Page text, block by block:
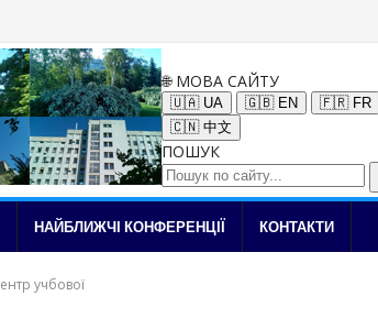
🌐 МОВА САЙТУ
🇺🇦 UA 🇬🇧 EN 🇫🇷 FR
🇨🇳 中文
ПОШУК
на новини
НАЙБЛИЖЧІ КОНФЕРЕНЦІЇ КОНТАКТИ
учбової